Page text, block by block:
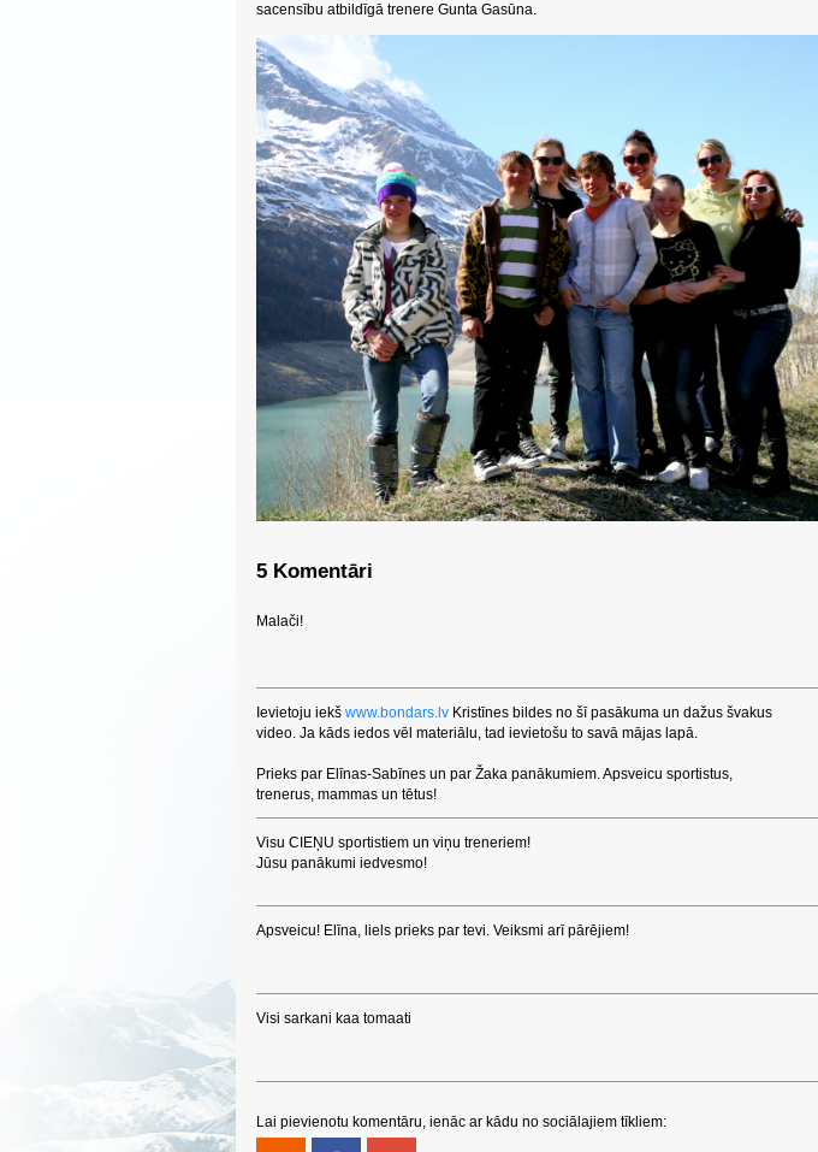
sacensību atbildīgā trenere Gunta Gasūna.
5 Komentāri
Malači!
Ievietoju iekš www.bondars.lv Kristīnes bildes no šī pasākuma un dažus švakus
video. Ja kāds iedos vēl materiālu, tad ievietošu to savā mājas lapā.
Prieks par Elīnas-Sabīnes un par Žaka panākumiem. Apsveicu sportistus,
trenerus, mammas un tētus!
Visu CIEŅU sportistiem un viņu treneriem!
Jūsu panākumi iedvesmo!
Apsveicu! Elīna, liels prieks par tevi. Veiksmi arī pārējiem!
Visi sarkani kaa tomaati
Lai pievienotu komentāru, ienāc ar kādu no sociālajiem tīkliem: